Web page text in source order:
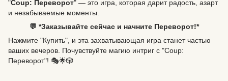
"Coup: Переворот" — это игра, которая дарит радость, азарт
и незабываемые моменты.
💬 *Заказывайте сейчас и начните Переворот!*
Нажмите "Купить", и эта захватывающая игра станет частью
ваших вечеров. Почувствуйте магию интриг с "Coup:
Переворот"! 🎭🌟🎲